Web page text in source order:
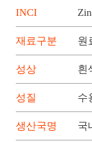
INCI
재료구분 원
성상 흰
성질 수
생산국명 국